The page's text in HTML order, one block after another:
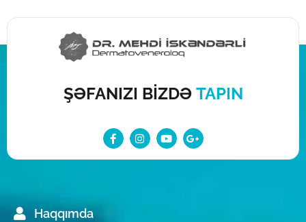
ŞƏFANIZI BİZDƏ TAPIN
Haqqımda